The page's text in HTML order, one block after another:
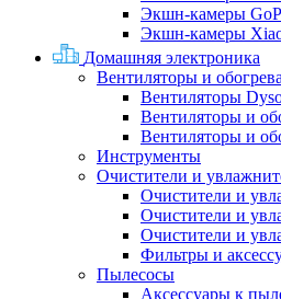
Экшн-камеры
Экшн-камеры
Домашняя электроника
Вентиляторы и
Вентиляторы
Вентиляторы и
Вентиляторы и
Инструменты
Очистители и
Очистители и
Очистители и
Очистители и
Фильтры и
Пылесосы
Аксессуары к